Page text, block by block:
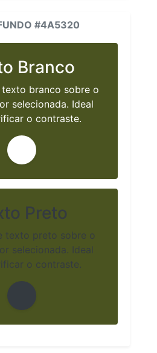
#4A5320
Branco
branco sobre o
selecionada. Ideal
o contraste.
Preto
texto preto sobre o
selecionada. Ideal
o contraste.